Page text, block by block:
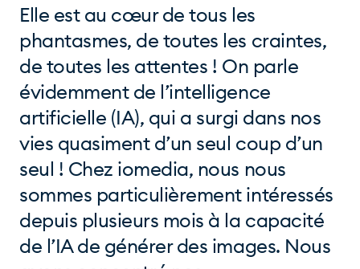
Elle est au cœur de tous les
phantasmes, de toutes les craintes,
de toutes les attentes ! On parle
évidemment de l’intelligence
artificielle (IA), qui a surgi dans nos
vies quasiment d’un seul coup d’un
seul ! Chez iomedia, nous nous
sommes particulièrement intéressés
depuis plusieurs mois à la capacité
de l’IA de générer des images. Nous